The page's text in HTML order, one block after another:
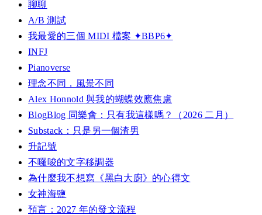
聊聊
A/B 測試
我最愛的三個 MIDI 檔案 ✦BBP6✦
INFJ
Pianoverse
理念不同，風景不同
Alex Honnold 與我的蝴蝶效應焦慮
BlogBlog 同樂會：只有我這樣嗎？（2026 二月）
Substack：只是另一個渣男
升記號
不囉唆的文字移調器
為什麼我不想寫《黑白大廚》的心得文
女神海鹽
預言：2027 年的發文流程